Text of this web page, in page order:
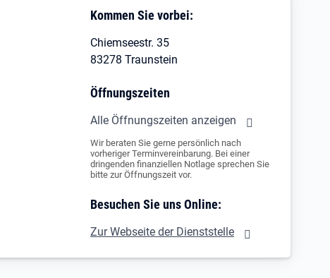
Kommen Sie vorbei:
Chiemseestr. 35
83278 Traunstein
Öffnungszeiten
Alle Öffnungszeiten anzeigen
Wir beraten Sie gerne persönlich nach
vorheriger Terminvereinbarung. Bei einer
dringenden finanziellen Notlage sprechen Sie
bitte zur Öffnungszeit vor.
Besuchen Sie uns Online:
Zur Webseite der Dienststelle